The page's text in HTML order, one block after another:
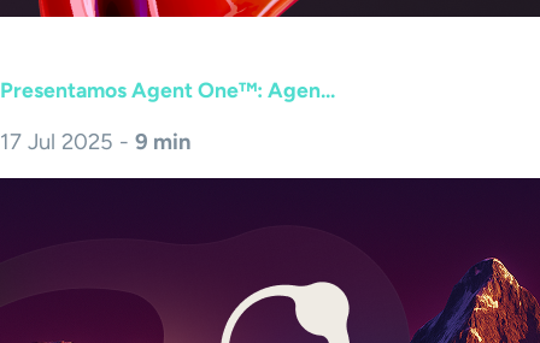
Presentamos Agent One™: Agen...
17 Jul 2025 - 9 min